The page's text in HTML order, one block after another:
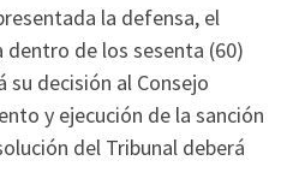
la defensa, el
dentro de los sesenta (60)
su decisión al Consejo
y ejecución de la sanción
del Tribunal deberá